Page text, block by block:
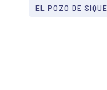
EL POZO DE